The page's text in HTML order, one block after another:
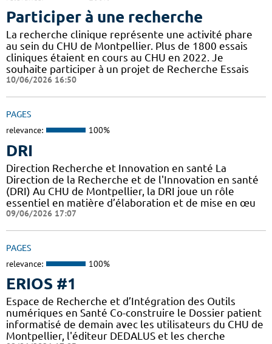
Participer à une recherche
La recherche clinique représente une activité phare
au sein du CHU de Montpellier. Plus de 1800 essais
cliniques étaient en cours au CHU en 2022. Je
souhaite participer à un projet de Recherche Essais
10/06/2026 16:50
PAGES
relevance: 100%
DRI
Direction Recherche et Innovation en santé La
Direction de la Recherche et de l'Innovation en santé
(DRI) Au CHU de Montpellier, la DRI joue un rôle
essentiel en matière d’élaboration et de mise en œu
09/06/2026 17:07
PAGES
relevance: 100%
ERIOS #1
Espace de Recherche et d’Intégration des Outils
numériques en Santé Co-construire le Dossier patient
informatisé de demain avec les utilisateurs du CHU de
Montpellier, l'éditeur DEDALUS et les cherche